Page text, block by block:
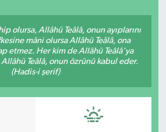
olursa, Allâhü Teâlâ, onun ayıplarını
mâni olursa Allâhü Teâlâ, ona
etmez. Her kim de Allâhü Teâlâ'ya
Teâlâ, onun özrünü kabul eder.
(Hadis-i şerif)